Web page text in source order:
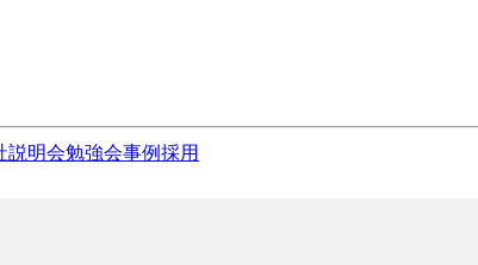
説明会勉強会事例採用